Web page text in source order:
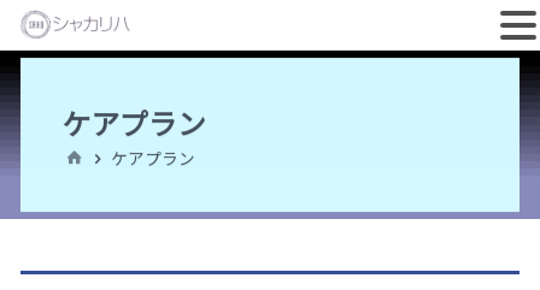
ン
テ
ン
ツ
ケアプラン
ホ ケアプラン